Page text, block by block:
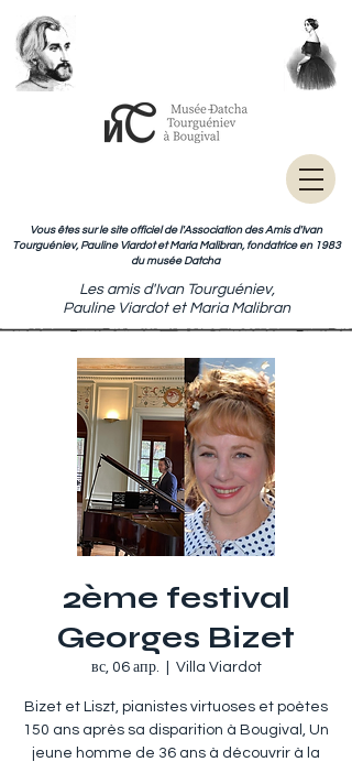
Vous êtes sur le site officiel de l'Association des Amis d'Ivan
Tourguéniev, Pauline Viardot et Maria Malibran, fondatrice en 1983
du musée Datcha
Les amis d'Ivan Tourguéniev,
Pauline Viardot et Maria Malibran
2ème festival
Georges Bizet
вс, 06 апр. Villa Viardot
Bizet et Liszt, pianistes virtuoses et poètes
150 ans après sa disparition à Bougival, Un
jeune homme de 36 ans à découvrir à la